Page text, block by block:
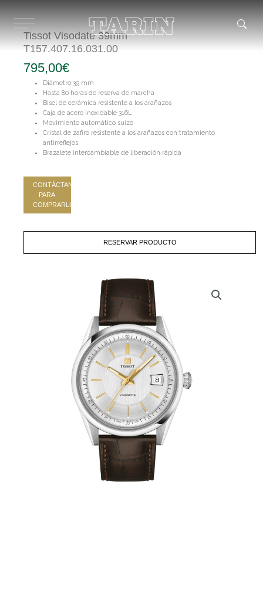
contenido
Tissot Visodate 39mm
T157.407.16.031.00
795,00€
Diámetro:39 mm
Hasta 80 horas de reserva de marcha
Bisel de cerámica resistente a los arañazos
Caja de acero inoxidable 316L
Movimiento automático suizo
Cristal de zafiro resistente a los arañazos con tratamiento
antirreflejos
Brazalete intercambiable de liberación rápida
CONTÁCTANOS
PARA
COMPRARLO
RESERVAR PRODUCTO